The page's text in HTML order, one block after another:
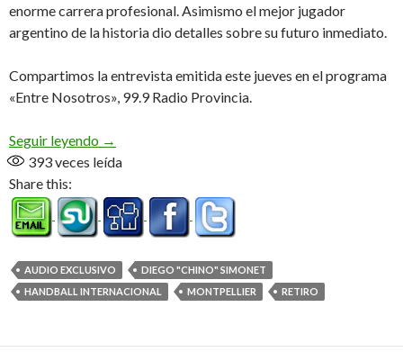
enorme carrera profesional. Asimismo el mejor jugador
argentino de la historia dio detalles sobre su futuro inmediato.
Compartimos la entrevista emitida este jueves en el programa
«Entre Nosotros», 99.9 Radio Provincia.
Seguir leyendo «Me voy amigo del handball, en un buen
→
393veces leída
Share this:
AUDIO EXCLUSIVO
DIEGO "CHINO" SIMONET
HANDBALL INTERNACIONAL
MONTPELLIER RETIRO